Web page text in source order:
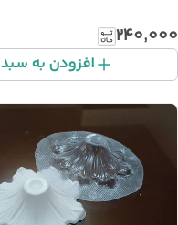
۲۴۰٬۰۰۰
افزودن به سبد